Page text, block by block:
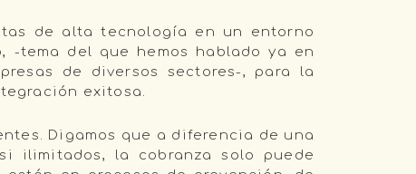
de alta tecnología en un entorno
-tema del que hemos hablado ya en
de diversos sectores-, para la
exitosa.
Digamos que a diferencia de una
ilimitados, la cobranza solo puede